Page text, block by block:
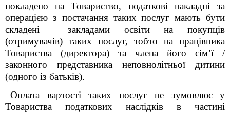
покладено на Товариство, податкові накладні за
операцією з постачання таких послуг мають бути
складені закладами освіти на покупців
(отримувачів) таких послуг, тобто на працівника
Товариства (директора) та члена його сім’ї /
законного представника неповнолітньої дитини
(одного із батьків).
Оплата вартості таких послуг не зумовлює у
Товариства податкових наслідків в частині